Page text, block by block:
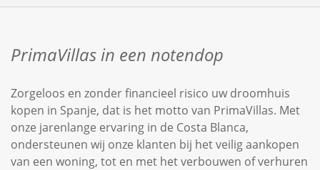
PrimaVillas in een notendop
Zorgeloos en zonder financieel risico uw droomhuis
kopen in Spanje, dat is het motto van PrimaVillas. Met
onze jarenlange ervaring in de Costa Blanca,
ondersteunen wij onze klanten bij het veilig aankopen
van een woning, tot en met het verbouwen of verhuren